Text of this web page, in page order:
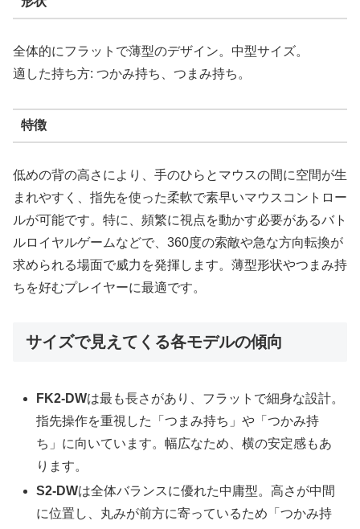
全体的にフラットで薄型のデザイン。中型サイズ。
適した持ち方: つかみ持ち、つまみ持ち。
特徴
低めの背の高さにより、手のひらとマウスの間に空間が生
まれやすく、指先を使った柔軟で素早いマウスコントロー
ルが可能です。特に、頻繁に視点を動かす必要があるバト
ルロイヤルゲームなどで、360度の索敵や急な方向転換が
求められる場面で威力を発揮します。薄型形状やつまみ持
ちを好むプレイヤーに最適です。
サイズで見えてくる各モデルの傾向
FK2-DWは最も長さがあり、フラットで細身な設計。
指先操作を重視した「つまみ持ち」や「つかみ持
ち」に向いています。幅広なため、横の安定感もあ
ります。
S2-DWは全体バランスに優れた中庸型。高さが中間
に位置し、丸みが前方に寄っているため「つかみ持